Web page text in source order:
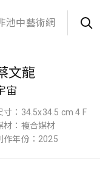
池中藝術網
文龍
宙
寸：34.5x34.5 cm 4 F
材：複合媒材
作年份：2025